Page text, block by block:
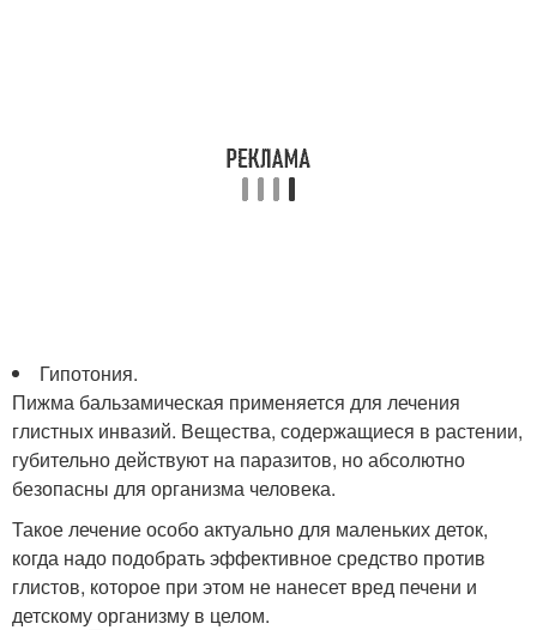
Гипотония.
Пижма бальзамическая применяется для лечения
глистных инвазий. Вещества, содержащиеся в растении,
губительно действуют на паразитов, но абсолютно
безопасны для организма человека.
Такое лечение особо актуально для маленьких деток,
когда надо подобрать эффективное средство против
глистов, которое при этом не нанесет вред печени и
детскому организму в целом.